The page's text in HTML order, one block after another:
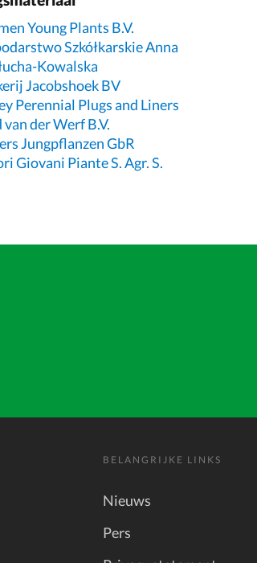
Young Plants B.V.
Szkółkarskie Anna
Kowalska
Jacobshoek BV
Perennial Plugs and Liners
van der Werf B.V.
Jungpflanzen GbR
Giovani Piante S. Agr. S.
BELANGRIJKE LINKS
Nieuws
Pers